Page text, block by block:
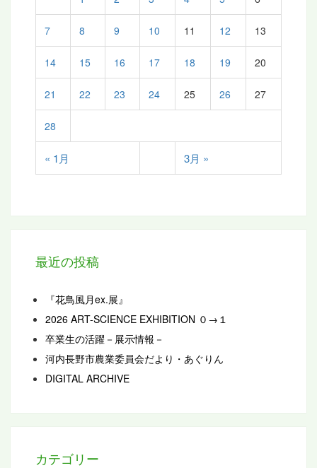
« 1月 3月 »
7 8 9 10 11 12 13
14 15 16 17 18 19 20
21 22 23 24 25 26 27
28
最近の投稿
『花鳥風月ex.展』
2026 ART-SCIENCE EXHIBITION ０→１
卒業生の活躍－展示情報－
河内長野市農業委員会だより・あぐりん
DIGITAL ARCHIVE
カテゴリー